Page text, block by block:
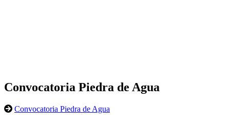
Convocatoria Piedra de Agua
Convocatoria Piedra de Agua